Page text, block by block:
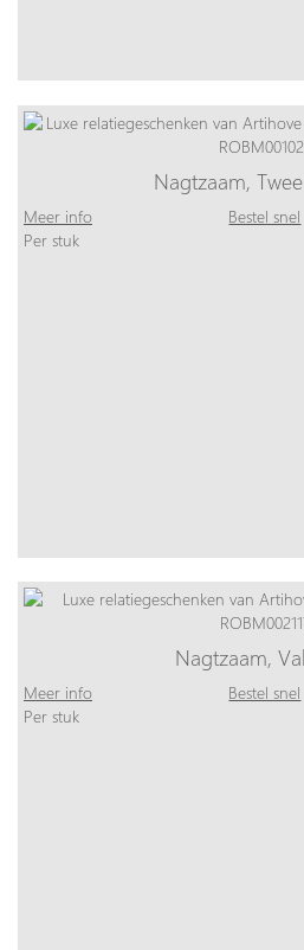
Nagtzaam,
Meer info Bestel snel
Per stuk
Nagtzaam,
Meer info Bestel snel
Per stuk